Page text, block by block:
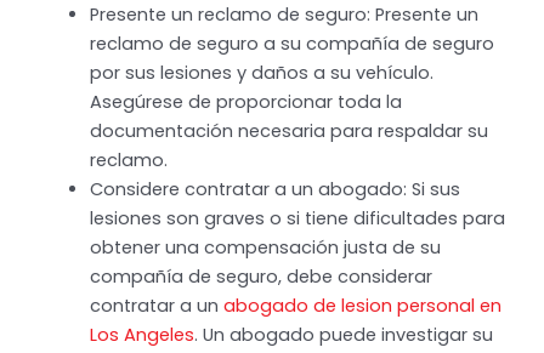
Presente un reclamo de seguro: Presente un
reclamo de seguro a su compañía de seguro
por sus lesiones y daños a su vehículo.
Asegúrese de proporcionar toda la
documentación necesaria para respaldar su
reclamo.
Considere contratar a un abogado: Si sus
lesiones son graves o si tiene dificultades para
obtener una compensación justa de su
compañía de seguro, debe considerar
contratar a un abogado de lesion personal en
Los Angeles. Un abogado puede investigar su